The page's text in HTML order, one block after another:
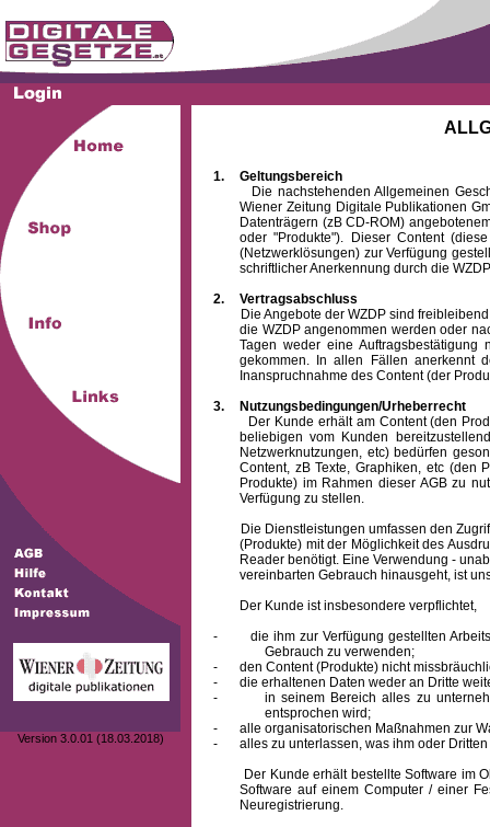
Version 3.0.01 (18.03.2018)
1.
Geltungsbereich
Die nachstehenden Allgemeinen
Wiener Zeitung Digitale Publikationen
Datenträgern (zB CD-ROM)
oder "Produkte"). Dieser Content
(Netzwerklösungen) zur Verfügung
schriftlicher Anerkennung durch die
2.
Vertragsabschluss
Die Angebote der WZDP sind freibleibend.
die WZDP angenommen werden oder
Tagen weder eine
gekommen. In allen Fällen anerkennt
Inanspruchnahme des Content (der
3.
Nutzungsbedingungen/Urheberrecht
Der Kunde erhält am Content (den
beliebigen vom Kunden
Netzwerknutzungen, etc) bedürfen
Content, zB Texte, Graphiken, etc (den
Produkte) im Rahmen dieser AGB zu
Verfügung zu stellen.
Die Dienstleistungen umfassen den Zugriff
(Produkte) mit der Möglichkeit des
Reader benötigt. Eine Verwendung -
vereinbarten Gebrauch hinausgeht, ist
Der Kunde ist insbesondere verpflichtet,
-
die ihm zur Verfügung gestellten
Gebrauch zu verwenden;
-
den Content (Produkte) nicht
-
die erhaltenen Daten weder an Dritte
-
in seinem Bereich alles zu
entsprochen wird;
-
alle organisatorischen Maßnahmen zur
-
alles zu unterlassen, was ihm oder
Der Kunde erhält bestellte Software im
Software auf einem Computer / einer
Neuregistrierung.